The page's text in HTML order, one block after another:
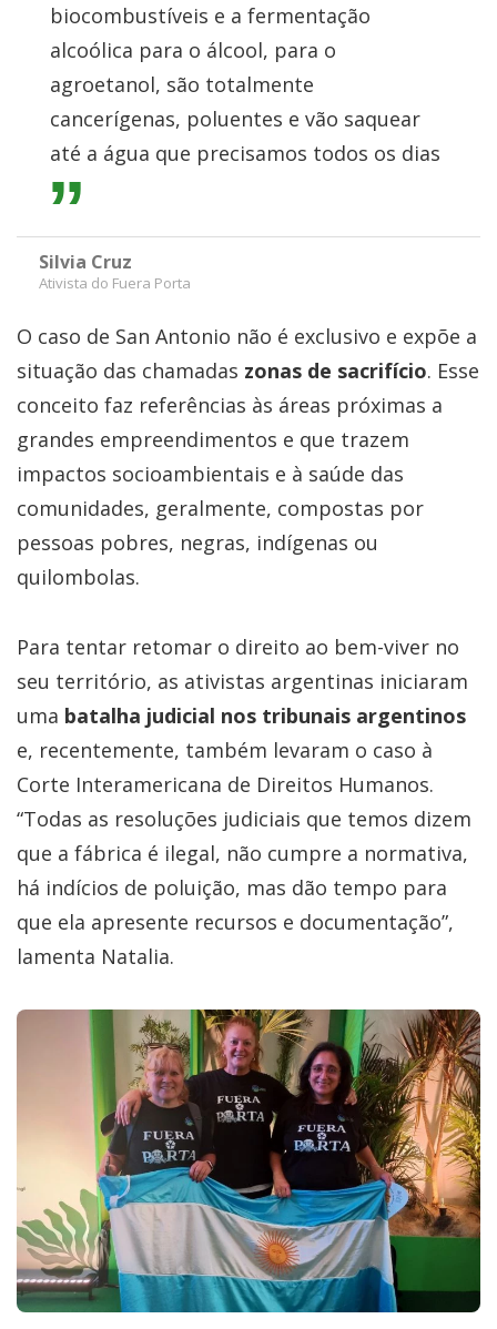
biocombustíveis e a fermentação
alcoólica para o álcool, para o
agroetanol, são totalmente
cancerígenas, poluentes e vão saquear
até a água que precisamos todos os dias
Silvia Cruz
Ativista do Fuera Porta
O caso de San Antonio não é exclusivo e expõe a
situação das chamadas zonas de sacrifício. Esse
conceito faz referências às áreas próximas a
grandes empreendimentos e que trazem
impactos socioambientais e à saúde das
comunidades, geralmente, compostas por
pessoas pobres, negras, indígenas ou
quilombolas.
Para tentar retomar o direito ao bem-viver no
seu território, as ativistas argentinas iniciaram
uma batalha judicial nos tribunais argentinos
e, recentemente, também levaram o caso à
Corte Interamericana de Direitos Humanos.
“Todas as resoluções judiciais que temos dizem
que a fábrica é ilegal, não cumpre a normativa,
há indícios de poluição, mas dão tempo para
que ela apresente recursos e documentação”,
lamenta Natalia.